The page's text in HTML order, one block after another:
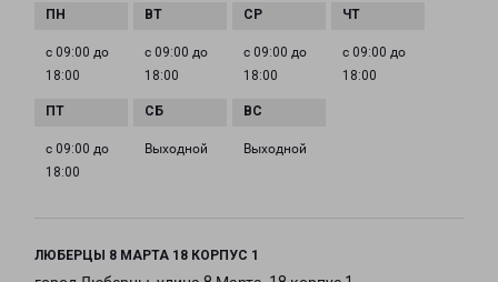
с 09:00 до
18:00
с 09:00 до
18:00
с 09:00 до
18:00
с 09:00 до
18:00
с 09:00 до
18:00
Выходной Выходной
ЛЮБЕРЦЫ 8 МАРТА 18 КОРПУС 1